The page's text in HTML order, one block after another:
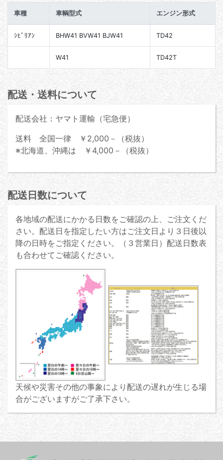
車種 車輌型式 エンジン形式
ｼﾋﾞﾘｱﾝ BHW41 BVW41 BJW41 TD42
W41 TD42T
配送・送料について
配送会社：ヤマト運輸（宅急便）
送料 全国一律 ￥2,000－（税抜）
※北海道、沖縄は ￥4,000－（税抜）
配送日数について
各地域の配送にかかる日数をご確認の上、ご注文くだ
さい。配送日を指定したい方はご注文日より３日後以
降の日時をご指定ください。（３営業日）配送日数表
も合わせてご確認ください。
天候や災害その他の事象により配送の遅れが生じる場
合がございますがご了承下さい。